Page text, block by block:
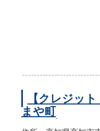
【クレジッ
まや町